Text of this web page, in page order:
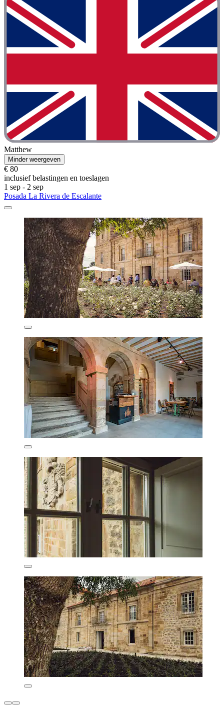
Matthew
Minder weergeven
€ 80
inclusief belastingen en toeslagen
1 sep - 2 sep
Posada La Rivera de Escalante